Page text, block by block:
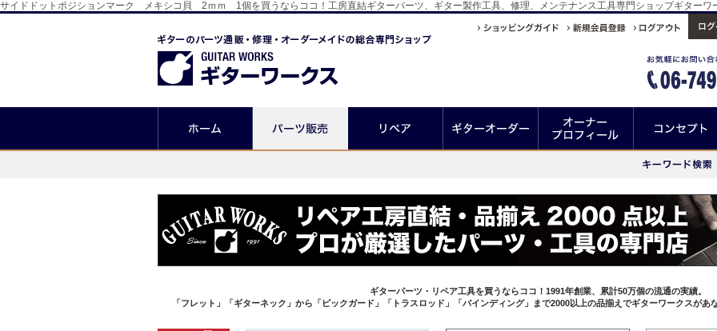
サイドドットポジションマーク メキシコ貝 2ｍｍ 1個を買うならココ！工房直結ギターパーツ、ギター製作工具、修理、メンテナンス工具専門ショップギターワ
ギターパーツ・リペア工具を買うならココ！1991年創業、累計50万個の流通の実績。
「フレット」「ギターネック」から「ピックガード」「トラスロッド」「バインディング」まで2000以上の品揃えでギターワークスが